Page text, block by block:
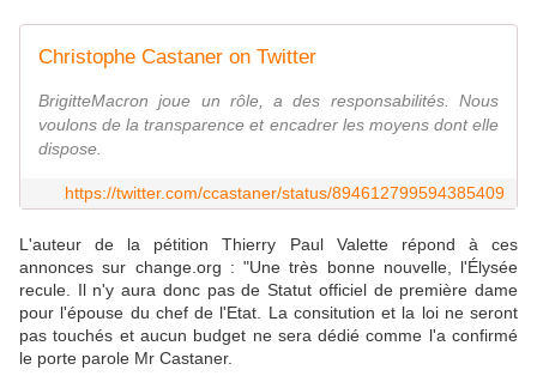
Christophe Castaner on Twitter
BrigitteMacron joue un rôle, a des responsabilités. Nous
voulons de la transparence et encadrer les moyens dont elle
dispose.
https://twitter.com/ccastaner/status/894612799594385409
L'auteur de la pétition Thierry Paul Valette répond à ces
annonces sur change.org : "Une très bonne nouvelle, l'Élysée
recule. Il n'y aura donc pas de Statut officiel de première dame
pour l'épouse du chef de l'Etat. La consitution et la loi ne seront
pas touchés et aucun budget ne sera dédié comme l'a confirmé
le porte parole Mr Castaner.